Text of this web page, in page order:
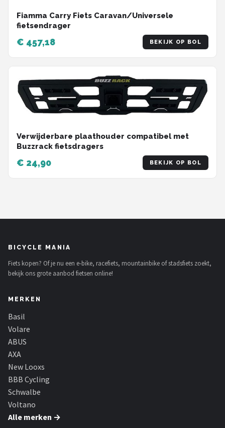
Fiamma Carry Fiets Caravan/Universele
fietsendrager
€ 457,18 BEKIJK OP BOL
Verwijderbare plaathouder compatibel met
Buzzrack fietsdragers
€ 24,90 BEKIJK OP BOL
BICYCLE MANIA
Fiets kopen? Of je nu een e-bike, racefiets, mountainbike of stadsfiets zoekt,
bekijk ons grote aanbod fietsen online!
MERKEN
Basil
Volare
ABUS
AXA
New Looxs
BBB Cycling
Schwalbe
Voltano
Alle merken →